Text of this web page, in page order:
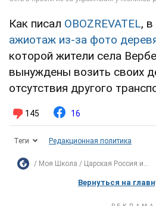
Как писал OBOZREVATEL,
ажиотаж из-за фото
которой жители села
вынуждены возить своих
отсутствия другого
145 16
Теги Редакционная политика
Моя Школа Царская Россия и...
Вернуться на